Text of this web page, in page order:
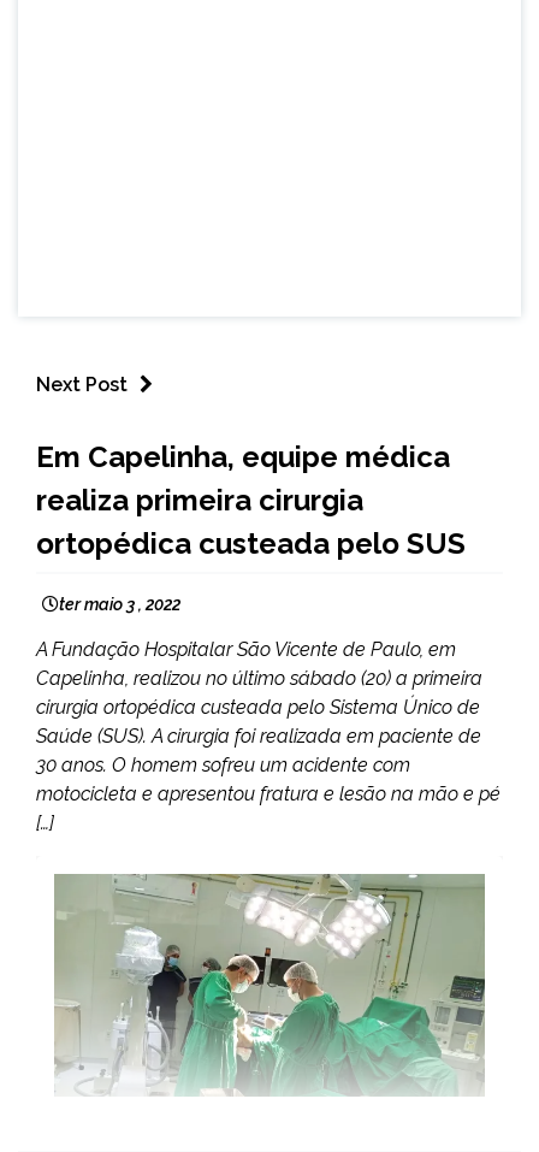
Next Post
NOTÍCIAS
Em Capelinha, equipe médica
realiza primeira cirurgia
ortopédica custeada pelo SUS
ter maio 3 , 2022
A Fundação Hospitalar São Vicente de Paulo, em
Capelinha, realizou no último sábado (20) a primeira
cirurgia ortopédica custeada pelo Sistema Único de
Saúde (SUS). A cirurgia foi realizada em paciente de
30 anos. O homem sofreu um acidente com
motocicleta e apresentou fratura e lesão na mão e pé
[…]